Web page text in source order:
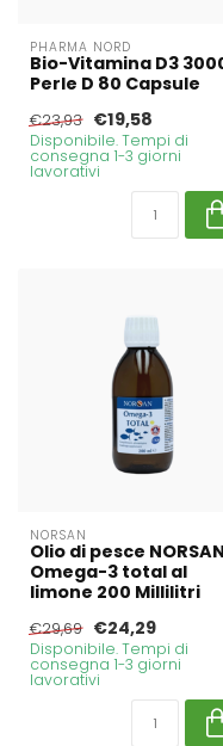
PHARMA NORD
Bio-Vitamina D3
Perle D 80 Capsule
€23,93 €19,58
Disponibile. Tempi di
consegna 1-3 giorni
lavorativi
NORSAN
Olio di pesce NORSAN
Omega-3 total al
limone 200 Millilitri
€29,69 €24,29
Disponibile. Tempi di
consegna 1-3 giorni
lavorativi